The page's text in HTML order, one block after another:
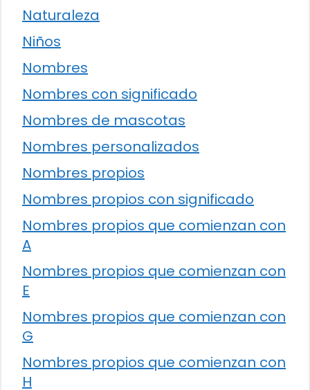
Naturaleza
Niños
Nombres
Nombres con significado
Nombres de mascotas
Nombres personalizados
Nombres propios
Nombres propios con significado
Nombres propios que comienzan con
A
Nombres propios que comienzan con
E
Nombres propios que comienzan con
G
Nombres propios que comienzan con
H